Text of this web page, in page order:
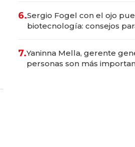
6.Sergio Fogel con el ojo
biotecnología: consejos
7.Yaninna Mella, gerente
personas son más